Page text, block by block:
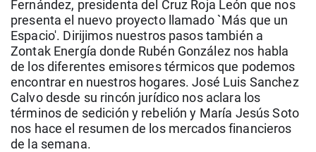
La rosa de los vientos
Gente viajera
Como el perro y el
Caso
Retornados
Equipo de
Operación Viuda
Extremadura
Galicia
La Rioja
Navarra
País Vasco
Virales
Televisión
Elecciones
Fernández, presidenta del Cruz Roja León que nos
presenta el nuevo proyecto llamado `Más que un
Espacio'. Dirijimos nuestros pasos también a
Zontak Energía donde Rubén González nos habla
de los diferentes emisores térmicos que podemos
encontrar en nuestros hogares. José Luis Sanchez
Calvo desde su rincón jurídico nos aclara los
términos de sedición y rebelión y María Jesús Soto
nos hace el resumen de los mercados financieros
de la semana.